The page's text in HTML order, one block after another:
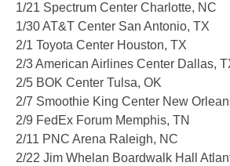
1/21 Spectrum Center Charlotte, NC
1/30 AT&T Center San Antonio, TX
2/1 Toyota Center Houston, TX
2/3 American Airlines Center Dallas,
2/5 BOK Center Tulsa, OK
2/7 Smoothie King Center New
2/9 FedEx Forum Memphis, TN
2/11 PNC Arena Raleigh, NC
2/22 Jim Whelan Boardwalk Hall